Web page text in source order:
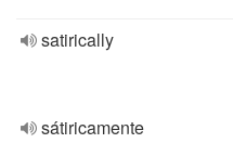
satirically
sátiricamente